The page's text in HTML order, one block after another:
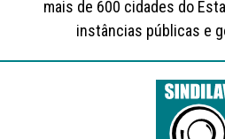
mais de 600 cidades do
instâncias públicas e